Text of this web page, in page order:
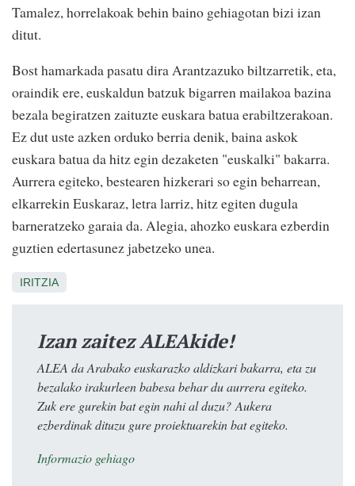
Tamalez, horrelakoak behin baino gehiagotan bizi izan
ditut.
Bost hamarkada pasatu dira Arantzazuko biltzarretik, eta,
oraindik ere, euskaldun batzuk bigarren mailakoa bazina
bezala begiratzen zaituzte euskara batua erabiltzerakoan.
Ez dut uste azken orduko berria denik, baina askok
euskara batua da hitz egin dezaketen "euskalki" bakarra.
Aurrera egiteko, bestearen hizkerari so egin beharrean,
elkarrekin Euskaraz, letra larriz, hitz egiten dugula
barneratzeko garaia da. Alegia, ahozko euskara ezberdin
guztien edertasunez jabetzeko unea.
IRITZIA
Izan zaitez ALEAkide!
ALEA da Arabako euskarazko aldizkari bakarra, eta zu
bezalako irakurleen babesa behar du aurrera egiteko.
Zuk ere gurekin bat egin nahi al duzu? Aukera
ezberdinak dituzu gure proiektuarekin bat egiteko.
Informazio gehiago